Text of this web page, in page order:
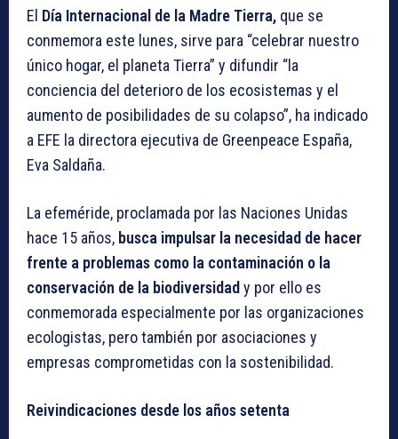
El Día Internacional de la Madre Tierra, que se
conmemora este lunes, sirve para “celebrar nuestro
único hogar, el planeta Tierra” y difundir “la
conciencia del deterioro de los ecosistemas y el
aumento de posibilidades de su colapso”, ha indicado
a EFE la directora ejecutiva de Greenpeace España,
Eva Saldaña.
La efeméride, proclamada por las Naciones Unidas
hace 15 años, busca impulsar la necesidad de hacer
frente a problemas como la contaminación o la
conservación de la biodiversidady por ello es
conmemorada especialmente por las organizaciones
ecologistas, pero también por asociaciones y
empresas comprometidas con la sostenibilidad.
Reivindicaciones desde los años setenta